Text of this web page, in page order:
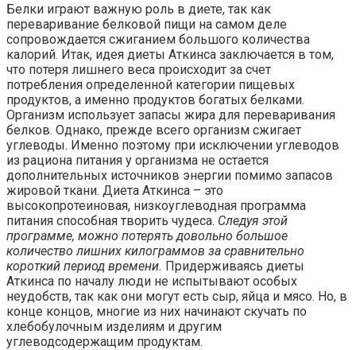
Белки играют важную роль в диете, так как
переваривание белковой пищи на самом деле
сопровождается сжиганием большого количества
калорий. Итак, идея диеты Аткинса заключается в том,
что потеря лишнего веса происходит за счет
потребления определенной категории пищевых
продуктов, а именно продуктов богатых белками.
Организм использует запасы жира для переваривания
белков. Однако, прежде всего организм сжигает
углеводы. Именно поэтому при исключении углеводов
из рациона питания у организма не остается
дополнительных источников энергии помимо запасов
жировой ткани. Диета Аткинса – это
высокопротеиновая, низкоуглеводная программа
питания способная творить чудеса. Следуя этой
программе, можно потерять довольно большое
количество лишних килограммов за сравнительно
короткий период времени. Придерживаясь диеты
Аткинса по началу люди не испытывают особых
неудобств, так как они могут есть сыр, яйца и мясо. Но, в
конце концов, многие из них начинают скучать по
хлебобулочным изделиям и другим
углеводсодержащим продуктам.